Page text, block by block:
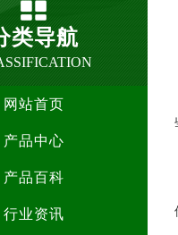
类导航
网站首页
产品中心
产品百科
行业资讯